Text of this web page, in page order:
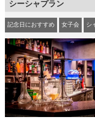
シーシャプラン
記念日におすすめ 女子会 シ